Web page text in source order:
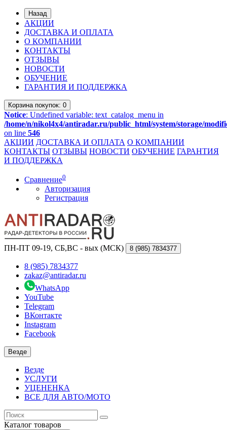
Назад
АКЦИИ
ДОСТАВКА И ОПЛАТА
О КОМПАНИИ
КОНТАКТЫ
ОТЗЫВЫ
НОВОСТИ
ОБУЧЕНИЕ
ГАРАНТИЯ И ПОДДЕРЖКА
Корзинапокупок: 0
Notice: Undefined variable: text_catalog_menu in
/home/n/nikol4x4/antiradar.ru/public_html/system/storage/
on line 546
АКЦИИ ДОСТАВКА И ОПЛАТА О КОМПАНИИ
КОНТАКТЫ ОТЗЫВЫ НОВОСТИ ОБУЧЕНИЕ ГАРАНТИЯ
И ПОДДЕРЖКА
Сравнение0
Авторизация
Регистрация
ПН-ПТ 09-19, СБ,ВС - вых (МСК) 8 (985) 7834377
8 (985) 7834377
zakaz@antiradar.ru
WhatsApp
YouTube
Telegram
ВКонтакте
Instagram
Facebook
Везде
Везде
УСЛУГИ
УЦЕНЕНКА
ВСЕ ДЛЯ АВТО/МОТО
Каталог товаров